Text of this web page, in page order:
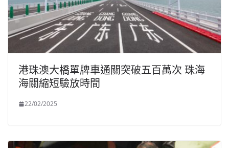
港珠澳大橋單牌車通關突破五百萬次 珠海
海關縮短驗放時間
22/02/2025